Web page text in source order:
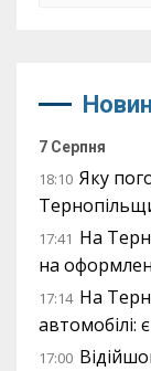
7 Серпня
18:10 Яку
17:41 На
на
17:14 На
автомобілі:
17:00